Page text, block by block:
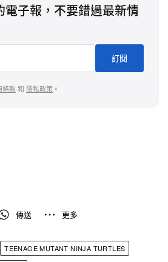
Universe Event Film》
上映前四週登場。
之下，近年的忍者龜電影合共
元全球票房，並在 2023 年帶動
元，令今次重啟與其說是賣情
電子報，不要錯過最新情
訂閱
條款和 隱私政策 。
傳送 更多
TEENAGE MUTANT NINJA TURTLES